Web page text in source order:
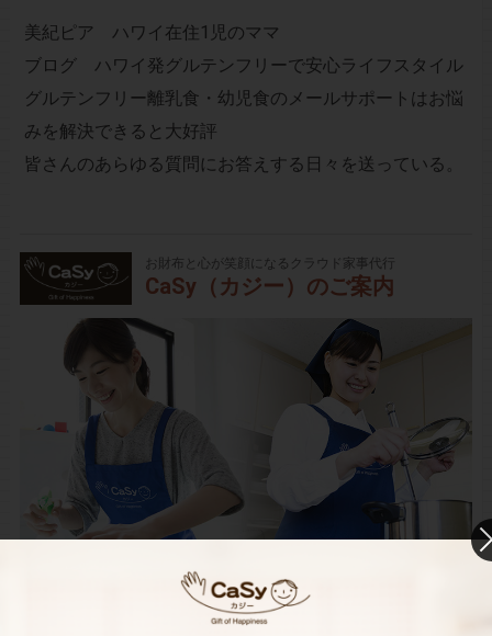
美紀ピア ハワイ在住1児のママ
ブログ ハワイ発グルテンフリーで安心ライフスタイル
グルテンフリー離乳食・幼児食のメールサポートはお悩
みを解決できると大好評
皆さんのあらゆる質問にお答えする日々を送っている。
お財布と心が笑顔になるクラウド家事代行
CaSy（カジー）のご案内
CaSyは、1時間2,790円(税込)からお使いいただけるカン